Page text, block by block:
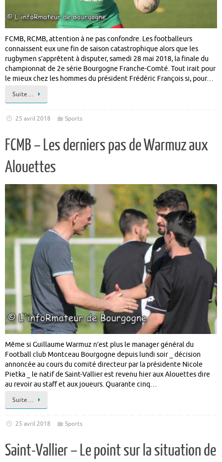
FCMB, RCMB, attention à ne pas confondre. Les footballeurs
connaissent eux une fin de saison catastrophique alors que les
rugbymen s’apprêtent à disputer, samedi 28 mai 2018, la finale du
championnat de 2e série Bourgogne Franche-Comté. Tout irait pour
le mieux chez les hommes du président Frédéric François si, pour…
Suite…
25 avril 2018 Sports
FCMB – Les derniers pas de Warmuz aux
Alouettes
Même si Guillaume Warmuz n’est plus le manager général du
Football club Montceau Bourgogne depuis lundi soir _ décision
annoncée au cours du comité directeur par la présidente Nicole
Pietka _ le natif de Saint-Vallier est revenu hier aux Alouettes dire
au revoir au staff et aux joueurs. Quarante cinq…
Suite…
25 avril 2018 Sports
Saint-Vallier – Le point sur la situation de